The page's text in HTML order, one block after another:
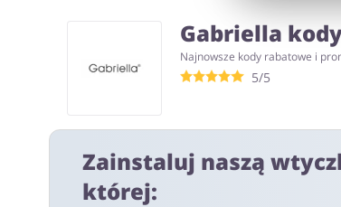
Turystyka i PodróżeGabriella
Najnowsze kody rabatowe i
5/5
Zainstaluj naszą
której: